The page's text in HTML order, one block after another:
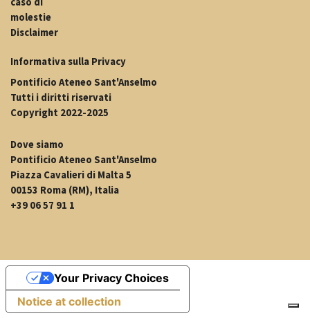
molestie
Disclaimer
Informativa sulla Privacy
Pontificio Ateneo Sant'Anselmo
Tutti i diritti riservati
Copyright 2022-2025
Dove siamo
Pontificio Ateneo Sant'Anselmo
Piazza Cavalieri di Malta 5
00153 Roma (RM), Italia
+39 06 57 91 1
Notice at collection
Your Privacy Choices